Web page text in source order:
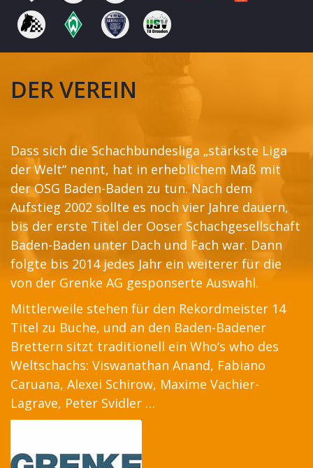
DER VEREIN
Dass sich die Schachbundesliga „stärkste Liga
der Welt“ nennt, hat in erheblichem Maß mit
der OSG Baden-Baden zu tun. Nach dem
Aufstieg 2002 sollte es noch vier Jahre dauern,
bis der erste Titel der Ooser Schachgesellschaft
Baden-Baden unter Dach und Fach war. Dann
folgte bis 2014 jedes Jahr ein weiterer für die
von der Grenke AG gesponserte Auswahl.
Mittlerweile stehen für den Rekordmeister 14
Titel zu Buche, und an den Baden-Badener
Brettern sitzt traditionell ein Who‘s who des
Weltschachs: Viswanathan Anand, Fabiano
Caruana, Alexei Schirow, Maxime Vachier-
Lagrave, Peter Svidler …